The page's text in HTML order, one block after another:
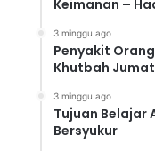
Keimanan –
3 minggu ago
Penyakit
Khutbah Jumat
3 minggu ago
Tujuan Belajar
Bersyukur